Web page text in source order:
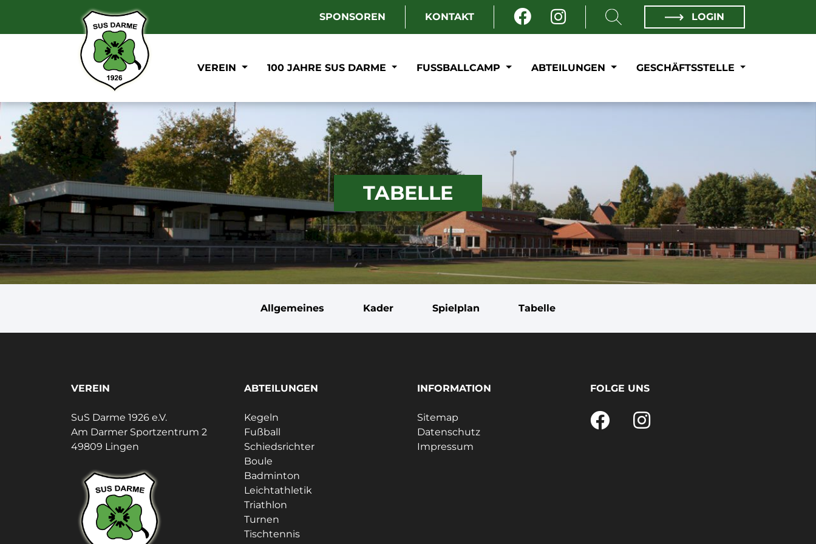
SPONSOREN KONTAKT LOGIN
VEREIN 100 JAHRE SUS DARME FUSSBALLCAMP ABTEILUNGEN GESCHÄFTSSTELLE
TABELLE
Allgemeines Kader Spielplan Tabelle
VEREIN
SuS Darme 1926 e.V.
Am Darmer Sportzentrum 2
49809 Lingen
ABTEILUNGEN
Kegeln
Fußball
Schiedsrichter
Boule
Badminton
Leichtathletik
Triathlon
Turnen
Tischtennis
INFORMATION
Sitemap
Datenschutz
Impressum
FOLGE UNS